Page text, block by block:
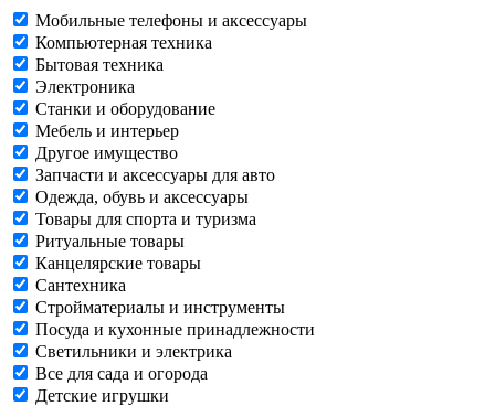
Мобильные телефоны и аксессуары
Компьютерная техника
Бытовая техника
Электроника
Станки и оборудование
Мебель и интерьер
Другое имущество
Запчасти и аксессуары для авто
Одежда, обувь и аксессуары
Товары для спорта и туризма
Ритуальные товары
Канцелярские товары
Сантехника
Стройматериалы и инструменты
Посуда и кухонные принадлежности
Светильники и электрика
Все для сада и огорода
Детские игрушки